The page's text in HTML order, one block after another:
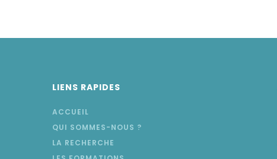
LIENS RAPIDES
ACCUEIL
QUI SOMMES-NOUS ?
LA RECHERCHE